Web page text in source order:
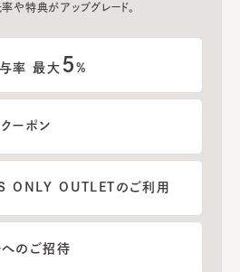
や特典がアップグレード。
率 最大 5%
ーポン
ONLY OUTLETのご利用
のご招待